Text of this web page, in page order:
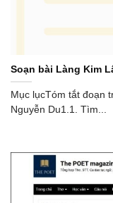
Soạn bài Làng Kim
Mục lụcTóm tắt đoạn
Nguyễn Du1.1. Tìm...